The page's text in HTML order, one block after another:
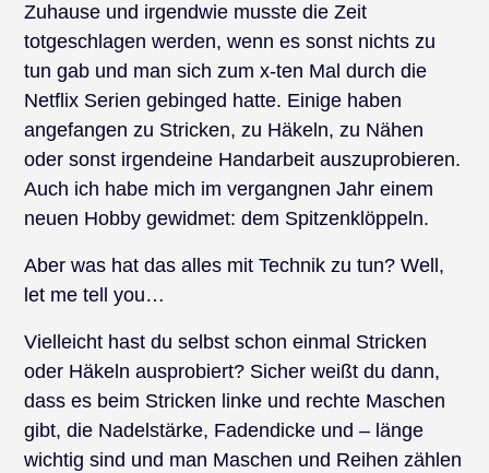
Zuhause und irgendwie musste die Zeit
totgeschlagen werden, wenn es sonst nichts zu
tun gab und man sich zum x-ten Mal durch die
Netflix Serien gebinged hatte. Einige haben
angefangen zu Stricken, zu Häkeln, zu Nähen
oder sonst irgendeine Handarbeit auszuprobieren.
Auch ich habe mich im vergangnen Jahr einem
neuen Hobby gewidmet: dem Spitzenklöppeln.
Aber was hat das alles mit Technik zu tun? Well,
let me tell you…
Vielleicht hast du selbst schon einmal Stricken
oder Häkeln ausprobiert? Sicher weißt du dann,
dass es beim Stricken linke und rechte Maschen
gibt, die Nadelstärke, Fadendicke und – länge
wichtig sind und man Maschen und Reihen zählen